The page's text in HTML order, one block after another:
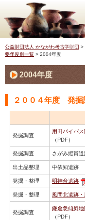
公益財団法人 かながわ考古学財団 >
要年度別一覧 > 2004年度
2004年度
２００４年度 発掘
発掘調査
用田バイパ
（PDF）
発掘調査 さがみ縦貫
出土品整理 中依知遺跡
発掘・整理 明神台遺跡
発掘・整理 風間北遺跡
発掘調査
鎌倉急傾斜
（PDF）